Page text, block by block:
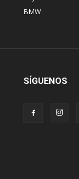
BMW
SÍGUENOS